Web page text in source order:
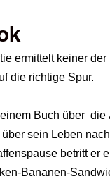
ermittelt keiner
die richtige Spur.
Buch über
sein Leben
betritt er
Bananen-